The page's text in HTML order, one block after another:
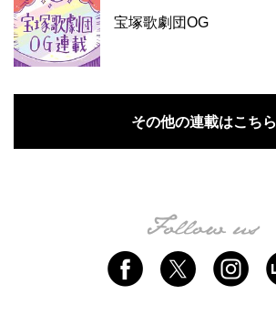
宝塚歌劇団OG
その他の連載はこちら